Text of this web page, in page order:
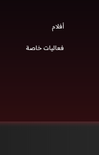
أفلام
فعاليات خاصة